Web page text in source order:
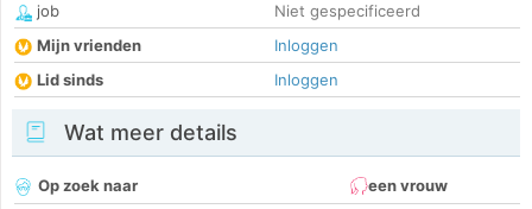
job
Niet gespecificeerd
Mijn vrienden
Inloggen
Lid sinds
Inloggen
Wat meer details
Op zoek naar
een vrouw